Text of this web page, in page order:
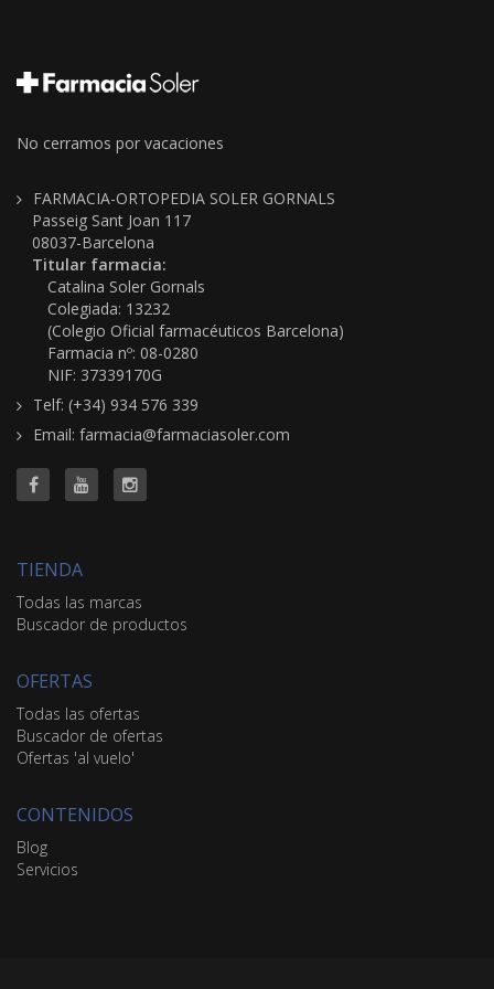
No cerramos por vacaciones
FARMACIA-ORTOPEDIA SOLER GORNALS
Passeig Sant Joan 117
08037-Barcelona
Titular farmacia:
Catalina Soler Gornals
Colegiada: 13232
(Colegio Oficial farmacéuticos Barcelona)
Farmacia nº: 08-0280
NIF: 37339170G
Telf: (+34) 934 576 339
Email: farmacia@farmaciasoler.com
TIENDA
Todas las marcas
Buscador de productos
OFERTAS
Todas las ofertas
Buscador de ofertas
Ofertas 'al vuelo'
CONTENIDOS
Blog
Servicios